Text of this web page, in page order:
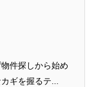
件探しから始め
ギを握るテ...